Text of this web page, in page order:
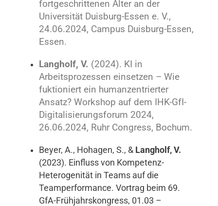
fortgeschrittenen Alter an der
Universität Duisburg-Essen e. V.,
24.06.2024, Campus Duisburg-Essen,
Essen.
Langholf, V. (2024). KI in
Arbeitsprozessen einsetzen – Wie
fuktioniert ein humanzentrierter
Ansatz? Workshop auf dem IHK-GfI-
Digitalisierungsforum 2024,
26.06.2024, Ruhr Congress, Bochum.
Beyer, A., Hohagen, S., & Langholf, V.
(2023). Einfluss von Kompetenz-
Heterogenität in Teams auf die
Teamperformance. Vortrag beim 69.
GfA-Frühjahrskongress, 01.03 –